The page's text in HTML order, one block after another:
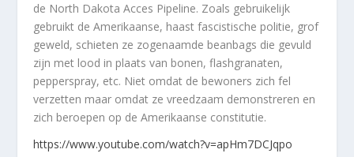
de North Dakota Acces Pipeline. Zoals gebruikelijk
gebruikt de Amerikaanse, haast fascistische politie, grof
geweld, schieten ze zogenaamde beanbags die gevuld
zijn met lood in plaats van bonen, flashgranaten,
pepperspray, etc. Niet omdat de bewoners zich fel
verzetten maar omdat ze vreedzaam demonstreren en
zich beroepen op de Amerikaanse constitutie.
https://www.youtube.com/watch?v=apHm7DCJqpo